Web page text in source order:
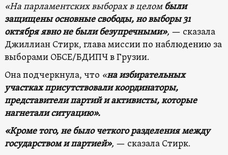
«На парламентских выборах в целомбыли
защищены основные свободы, но выборы 31
октября явно не были безупречными», — сказала
Джиллиан Стирк, глава миссии по наблюдению за
выборами ОБСЕ/БДИПЧ в Грузии.
Она подчеркнула, что «на избирательных
участках присутствовали координаторы,
представители партий и активисты, которые
нагнетали ситуацию».
«Кроме того, не было четкого разделения между
государством и партией», — сказала Стирк.